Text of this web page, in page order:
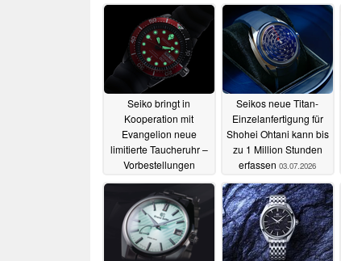
Seiko bringt in
Kooperation mit
Evangelion neue
limitierte Taucheruhr –
Vorbestellungen
gestartet16.07.2026
Seikos neue Titan-
Einzelanfertigung für
Shohei Ohtani kann bis
zu 1 Million Stunden
erfassen 03.07.2026